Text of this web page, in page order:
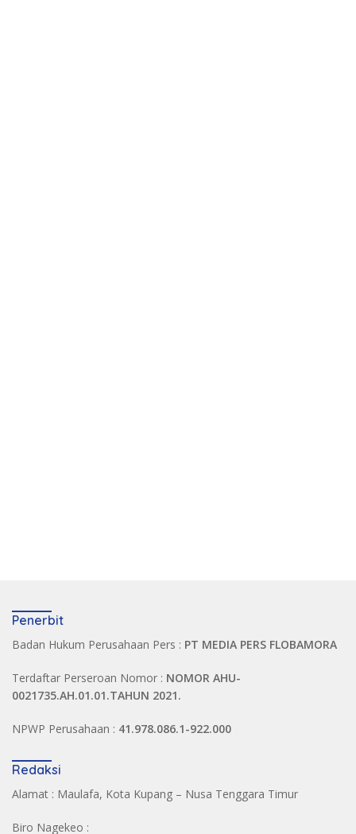
Penerbit
Badan Hukum Perusahaan Pers : PT MEDIA PERS FLOBAMORA
Terdaftar Perseroan Nomor : NOMOR AHU-
0021735.AH.01.01.TAHUN 2021.
NPWP Perusahaan : 41.978.086.1-922.000
Redaksi
Alamat : Maulafa, Kota Kupang – Nusa Tenggara Timur
Biro Nagekeo :